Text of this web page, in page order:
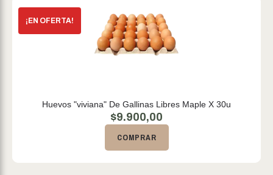
Huevos "viviana" De Gallinas Libres Maple X 30u
$9.900,00
COMPRAR